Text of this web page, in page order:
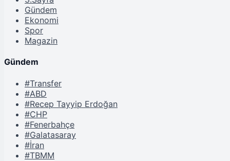
Gündem
Ekonomi
Spor
Magazin
Gündem
#Transfer
#ABD
#Recep Tayyip Erdoğan
#CHP
#Fenerbahçe
#Galatasaray
#İran
#TBMM